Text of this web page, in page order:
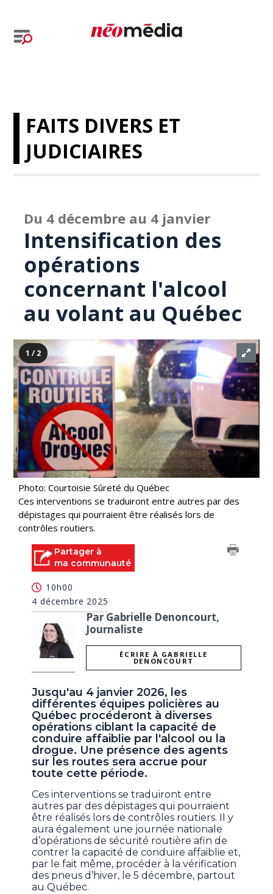
FAITS DIVERS ET
JUDICIAIRES
Du 4 décembre au 4 janvier
Intensification des
opérations
concernant l'alcool
au volant au Québec
1 / 2
Photo: Courtoisie Sûreté du Québec
Ces interventions se traduiront entre autres par des
dépistages qui pourraient être réalisés lors de
contrôles routiers.
Partager à
ma communauté
10h00
4 décembre 2025
Par Gabrielle Denoncourt,
Journaliste
ÉCRIRE À GABRIELLE
DENONCOURT
Jusqu'au 4 janvier 2026, les
différentes équipes policières au
Québec procéderont à diverses
opérations ciblant la capacité de
conduire affaiblie par l'alcool ou la
drogue. Une présence des agents
sur les routes sera accrue pour
toute cette période.
Ces interventions se traduiront entre
autres par des dépistages qui pourraient
être réalisés lors de contrôles routiers. Il y
aura également une journée nationale
d’opérations de sécurité routière afin de
contrer la capacité de conduire affaiblie et,
par le fait même, procéder à la vérification
des pneus d’hiver, le 5 décembre, partout
au Québec.